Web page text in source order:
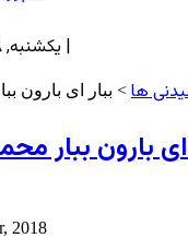
یکشنبه, ۱۸ مرداد , ۱۴۰۵ |
ها > ببار ای بارون
ای بارون ببار
2018